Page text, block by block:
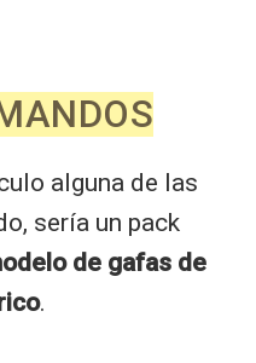
alguna de las
sería un pack
de gafas de
.